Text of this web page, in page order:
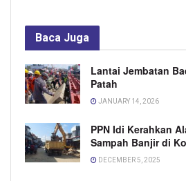
Baca Juga
Lantai Jembatan
Patah
JANUARY 14, 2026
PPN Idi Kerahkan
Sampah Banjir di
DECEMBER 5, 2025